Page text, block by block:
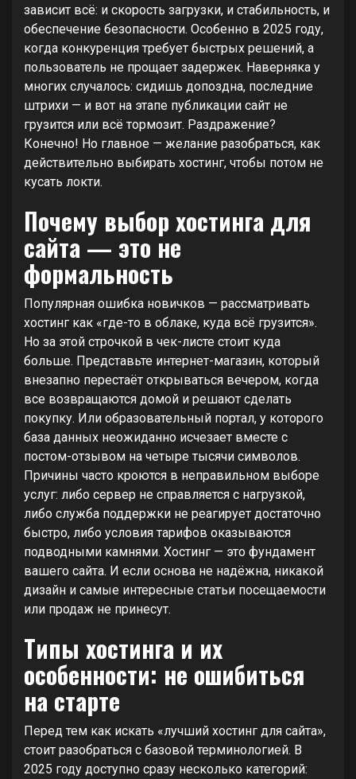
зависит всё: и скорость загрузки, и стабильность, и
обеспечение безопасности. Особенно в 2025 году,
когда конкуренция требует быстрых решений, а
пользователь не прощает задержек. Наверняка у
многих случалось: сидишь допоздна, последние
штрихи — и вот на этапе публикации сайт не
грузится или всё тормозит. Раздражение?
Конечно! Но главное — желание разобраться, как
действительно выбирать хостинг, чтобы потом не
кусать локти.
Почему выбор хостинга для
сайта — это не
формальность
Популярная ошибка новичков — рассматривать
хостинг как «где-то в облаке, куда всё грузится».
Но за этой строчкой в чек-листе стоит куда
больше. Представьте интернет-магазин, который
внезапно перестаёт открываться вечером, когда
все возвращаются домой и решают сделать
покупку. Или образовательный портал, у которого
база данных неожиданно исчезает вместе с
постом-отзывом на четыре тысячи символов.
Причины часто кроются в неправильном выборе
услуг: либо сервер не справляется с нагрузкой,
либо служба поддержки не реагирует достаточно
быстро, либо условия тарифов оказываются
подводными камнями. Хостинг — это фундамент
вашего сайта. И если основа не надёжна, никакой
дизайн и самые интересные статьи посещаемости
или продаж не принесут.
Типы хостинга и их
особенности: не ошибиться
на старте
Перед тем как искать «лучший хостинг для сайта»,
стоит разобраться с базовой терминологией. В
2025 году доступно сразу несколько категорий: